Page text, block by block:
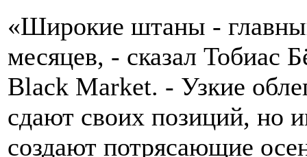
«Широкие штаны -
месяцев, - сказал Тобиас
Black Market. - Узкие
сдают своих позиций, но
создают потрясающие